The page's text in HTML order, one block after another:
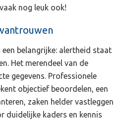
nog leuk ook!
belangrijke: alertheid staat
Het merendeel van de
gegevens. Professionele
objectief beoordelen, een
zaken helder vastleggen
duidelijke kaders en kennis